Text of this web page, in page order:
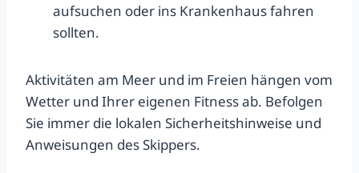
aufsuchen oder ins Krankenhaus fahren
sollten.
Aktivitäten am Meer und im Freien hängen vom
Wetter und Ihrer eigenen Fitness ab. Befolgen
Sie immer die lokalen Sicherheitshinweise und
Anweisungen des Skippers.